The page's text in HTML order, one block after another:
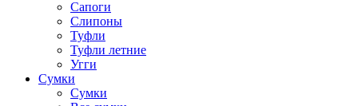
Сапоги
Слипоны
Туфли
Туфли летние
Угги
Сумки
Сумки